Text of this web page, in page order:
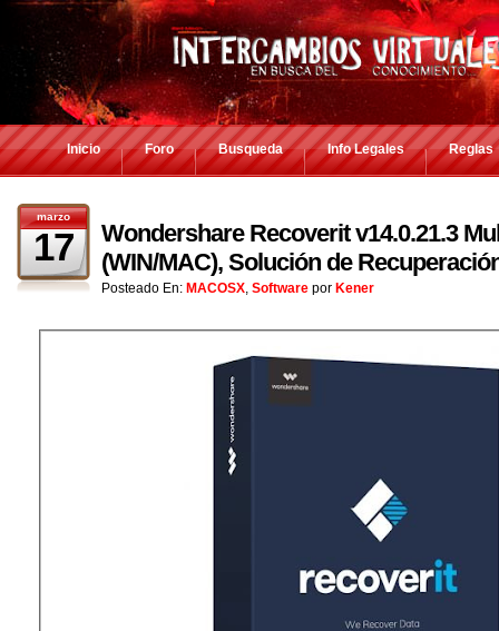
Inicio Foro Busqueda Info Legales Reglas
marzo
17
Wondershare Recoverit v14.0.21.3
(WIN/MAC), Solución de
Posteado En: MACOSX, Software por Kener